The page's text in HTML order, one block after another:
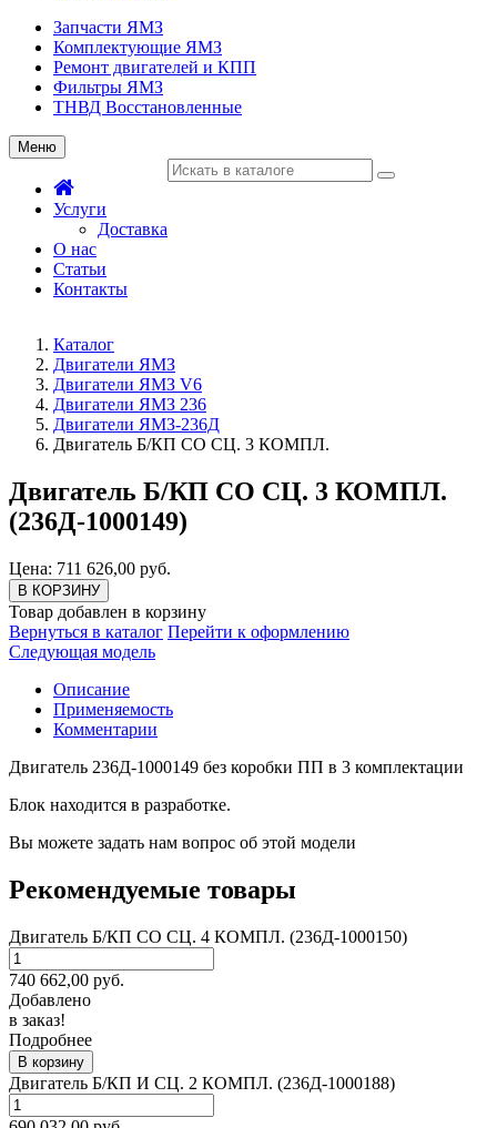
Запчасти ЯМЗ
Комплектующие ЯМЗ
Ремонт двигателей и КПП
Фильтры ЯМЗ
ТНВД Восстановленные
Меню
Услуги
Доставка
О нас
Статьи
Контакты
Каталог
Двигатели ЯМЗ
Двигатели ЯМЗ V6
Двигатели ЯМЗ 236
Двигатели ЯМЗ-236Д
Двигатель Б/КП СО СЦ. 3 КОМПЛ.
Двигатель Б/КП СО СЦ. 3 КОМПЛ.
(236Д-1000149)
Цена: 711 626,00 руб.
В КОРЗИНУ
Товар добавлен в корзину
Вернуться в каталог Перейти к оформлению
Следующая модель
Описание
Применяемость
Комментарии
Двигатель 236Д-1000149 без коробки ПП в 3 комплектации
Блок находится в разработке.
Вы можете задать нам вопрос об этой модели
Рекомендуемые товары
Двигатель Б/КП СО СЦ. 4 КОМПЛ. (236Д-1000150)
740 662,00 руб.
Добавлено
в заказ!
Подробнее
В корзину
Двигатель Б/КП И СЦ. 2 КОМПЛ. (236Д-1000188)